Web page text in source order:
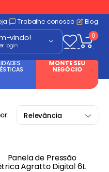
Trabalhe conosco Blog
login
0
MONTE SEU
NEGÓCIO
Relevância